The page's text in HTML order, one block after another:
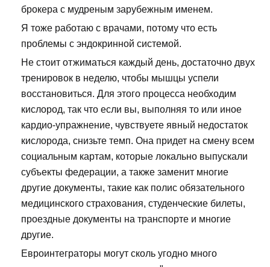
брокера с мудреным зарубежным именем.
Я тоже работаю с врачами, потому что есть
проблемы с эндокринной системой.
Не стоит отжиматься каждый день, достаточно двух
тренировок в неделю, чтобы мышцы успели
восстановиться. Для этого процесса необходим
кислород, так что если вы, выполняя то или иное
кардио-упражнение, чувствуете явный недостаток
кислорода, снизьте темп. Она придет на смену всем
социальным картам, которые локально выпускали
субъекты федерации, а также заменит многие
другие документы, такие как полис обязательного
медицинского страхования, студенческие билеты,
проездные документы на транспорте и многие
другие.
Евроинтеграторы могут сколь угодно много